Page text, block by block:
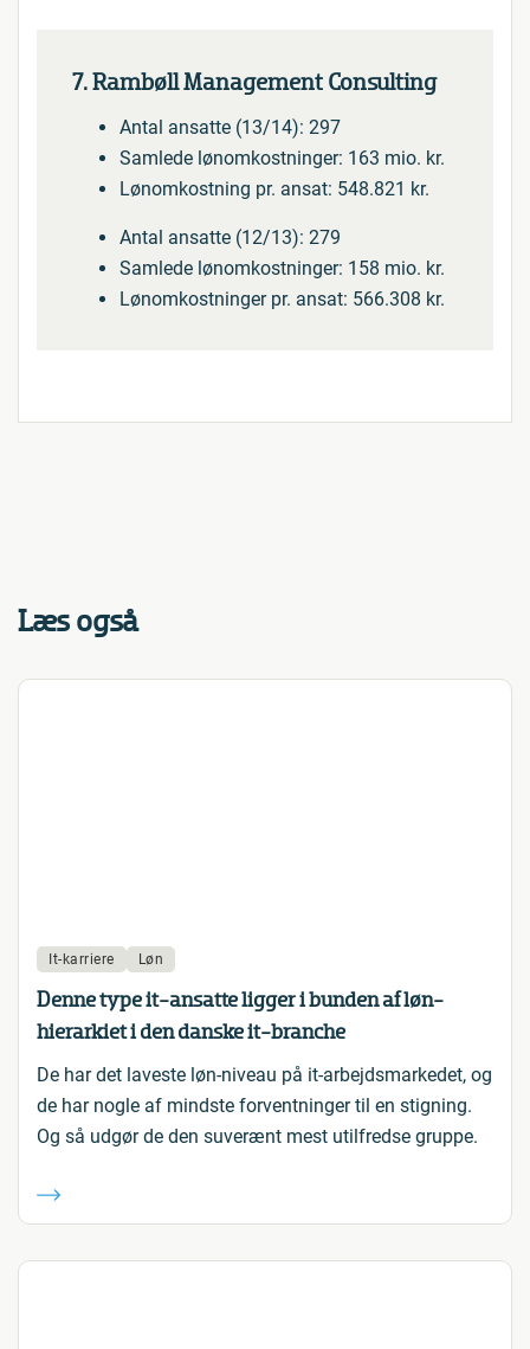
7. Rambøll Management Consulting
Antal ansatte (13/14): 297
Samlede lønomkostninger: 163 mio. kr.
Lønomkostning pr. ansat: 548.821 kr.
Antal ansatte (12/13): 279
Samlede lønomkostninger: 158 mio. kr.
Lønomkostninger pr. ansat: 566.308 kr.
Læs også
It-karriere Løn
Denne type it-ansatte ligger i bunden af løn-
hierarkiet i den danske it-branche
De har det laveste løn-niveau på it-arbejdsmarkedet, og
de har nogle af mindste forventninger til en stigning.
Og så udgør de den suverænt mest utilfredse gruppe.